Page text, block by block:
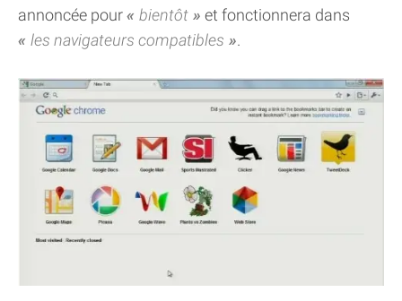
annoncée pour
bientôt
et fonctionnera dans
les navigateurs compatibles
.